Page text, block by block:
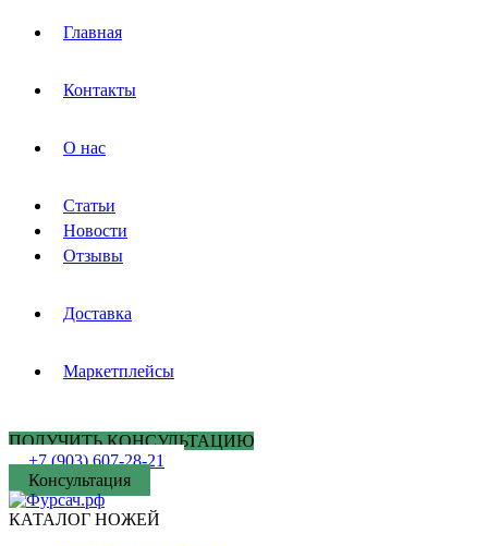
Главная
Контакты
О нас
Статьи
Новости
Отзывы
Доставка
Маркетплейсы
ПОЛУЧИТЬ КОНСУЛЬТАЦИЮ
+7 (903) 607-28-21
Консультация
КАТАЛОГ НОЖЕЙ